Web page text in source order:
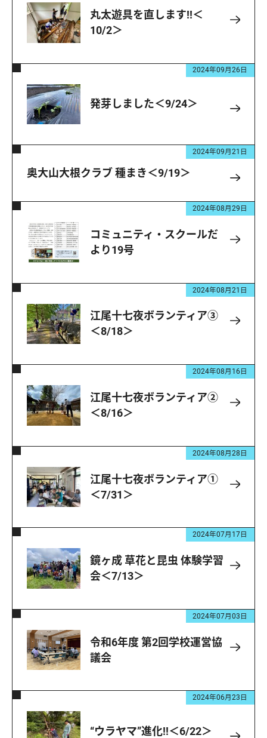
丸太遊具を直します!!＜
10/2＞
2024年09月26日
発芽しました＜9/24＞
2024年09月21日
奥大山大根クラブ 種まき＜9/19＞
2024年08月29日
コミュニティ・スクールだ
より19号
2024年08月21日
江尾十七夜ボランティア③
＜8/18＞
2024年08月16日
江尾十七夜ボランティア②
＜8/16＞
2024年08月28日
江尾十七夜ボランティア①
＜7/31＞
2024年07月17日
鏡ヶ成 草花と昆虫 体験学習
会＜7/13＞
2024年07月03日
令和6年度 第2回学校運営協
議会
2024年06月23日
“ウラヤマ”進化!!＜6/22＞